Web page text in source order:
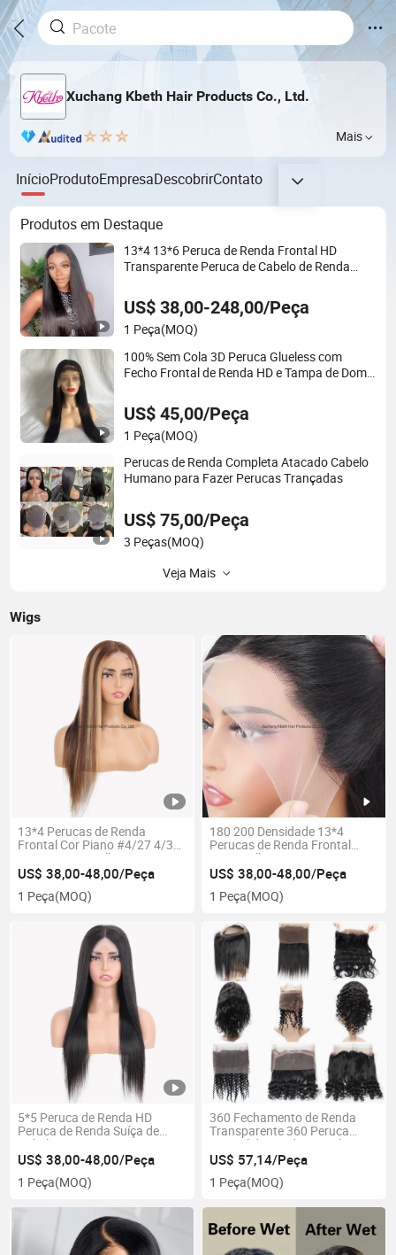
Xuchang Kbeth Hair Products Co., Ltd.
Mais
InícioProdutoEmpresaDescobrirContato
Produtos em Destaque
13*4 13*6 Peruca de Renda Frontal HD
Transparente Peruca de Cabelo de Renda
Fechamento de Renda Top Qualidade
Fornecedor de Perucas Pronto para Enviar
US$ 38,00-248,00/Peça
1 Peça(MOQ)
100% Sem Cola 3D Peruca Glueless com
Fecho Frontal de Renda HD e Tampa de Domo
US$ 45,00/Peça
1 Peça(MOQ)
Perucas de Renda Completa Atacado Cabelo
Humano para Fazer Perucas Trançadas
US$ 75,00/Peça
3 Peças(MOQ)
Veja Mais
Wigs
13*4 Perucas de Renda
Frontal Cor Piano #4/27 4/30
Peruca para Mulheres Negras
Peruca de Renda Suíça HD
US$ 38,00-48,00/Peça
1 Peça(MOQ)
180 200 Densidade 13*4
Perucas de Renda Frontal
para Mulheres Negras Peruca
de Renda Transparente HD
com Cabelo de Bebê
US$ 38,00-48,00/Peça
1 Peça(MOQ)
5*5 Peruca de Renda HD
Peruca de Renda Suíça de
Cabelo Humano com
Fechamento
US$ 38,00-48,00/Peça
1 Peça(MOQ)
360 Fechamento de Renda
Transparente 360 Peruca
Frontal de Renda Completa
US$ 57,14/Peça
1 Peça(MOQ)